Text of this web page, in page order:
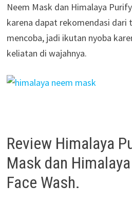
Neem Mask dan Himalaya
karena dapat rekomendasi dari
mencoba, jadi ikutan nyoba
keliatan di wajahnya.
Review Himalaya
Mask dan
Face Wash.